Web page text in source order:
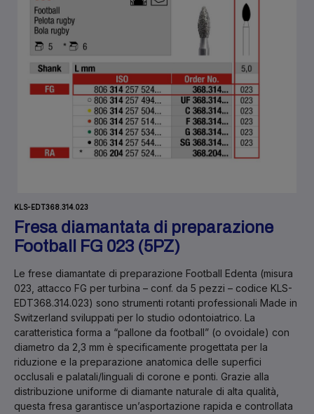
KLS-EDT368.314.023
Fresa diamantata di preparazione
Football FG 023 (5PZ)
Le frese diamantate di preparazione Football Edenta (misura
023, attacco FG per turbina – conf. da 5 pezzi – codice KLS-
EDT368.314.023) sono strumenti rotanti professionali Made in
Switzerland sviluppati per lo studio odontoiatrico. La
caratteristica forma a “pallone da football” (o ovoidale) con
diametro da 2,3 mm è specificamente progettata per la
riduzione e la preparazione anatomica delle superfici
occlusali e palatali/linguali di corone e ponti. Grazie alla
distribuzione uniforme di diamante naturale di alta qualità,
questa fresa garantisce un’asportazione rapida e controllata